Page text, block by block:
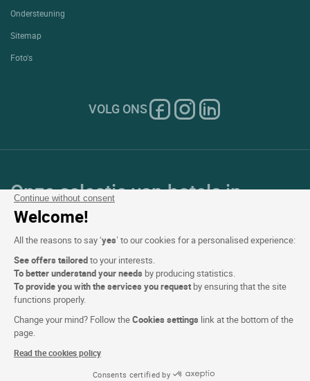
Continue without consent
Welcome!
All the reasons to say ‘yes’ to our cookies for a personalised experience:
See offers tailoredto your interests.
To better understand your needs by producing statistics.
To provide you with the services you request by ensuring that the site
functions properly.
Change your mind? Follow theCookies settings link at the bottom of the
page.
Read the cookies policy
Consents certified by
Ondersteuning
Sitemap
Foto's
VOLG ONS
Onze selectie van hotels in
Frankrijk en Europa
Top Landen
Topregio's
Top Steden
Top Hotels